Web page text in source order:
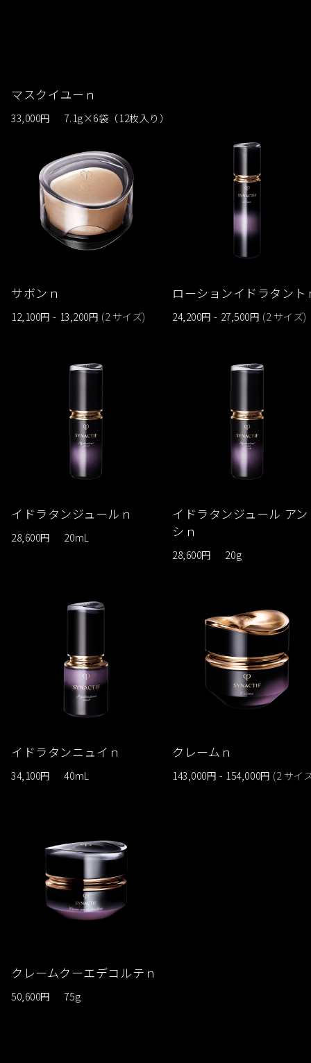
マスクイユーｎ
33,000円 7.1g×6袋（12枚入り）
サボンｎ
12,100円 - 13,200円 (2 サイズ)
ローションイドラタント
24,200円 - 27,500円 (2 サイズ)
イドラタンジュールｎ
28,600円 20mL
イドラタンジュール ア
シｎ
28,600円 20g
イドラタンニュイｎ
34,100円 40mL
クレームｎ
143,000円 - 154,000円 (2 サイ
クレームクーエデコルテｎ
50,600円 75g